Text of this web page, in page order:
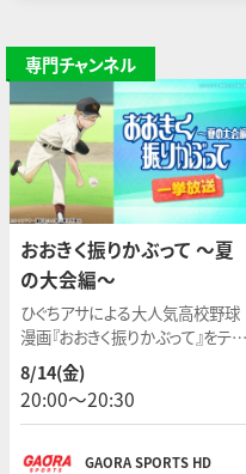
専門チャンネル
おおきく振りかぶって 〜夏
の大会編〜
ひぐちアサによる大人気高校野球
漫画『おおきく振りかぶって』をテレ
ビアニメ化▽2010年
8/14(金)
20:00〜20:30
GAORA SPORTS HD